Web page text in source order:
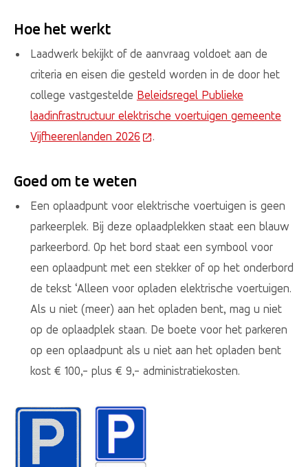
Hoe het werkt
Laadwerk bekijkt of de aanvraag voldoet aan de
criteria en eisen die gesteld worden in de door het
college vastgestelde Beleidsregel Publieke
laadinfrastructuur elektrische voertuigen gemeente
Vijfheerenlanden 2026 (Deze link gaat naar een
.
Goed om te weten
Een oplaadpunt voor elektrische voertuigen is geen
parkeerplek. Bij deze oplaadplekken staat een blauw
parkeerbord. Op het bord staat een symbool voor
een oplaadpunt met een stekker of op het onderbord
de tekst ‘Alleen voor opladen elektrische voertuigen.
Als u niet (meer) aan het opladen bent, mag u niet
op de oplaadplek staan. De boete voor het parkeren
op een oplaadpunt als u niet aan het opladen bent
kost € 100,- plus € 9,- administratiekosten.